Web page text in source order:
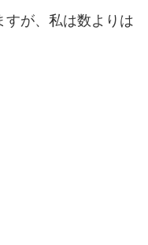
すが、私は数よりは